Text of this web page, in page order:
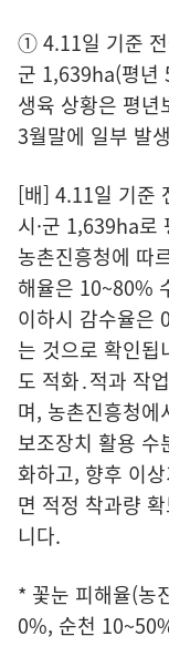
① 4.11일 기준 전
군 1,639ha(평년
생육 상황은 평
3월말에 일부 발
[배] 4.11일 기준
시·군 1,639ha
농촌진흥청에 따
해율은 10~80%
이하시 감수율은
는 것으로 확인됩
도 적화․적과 작
며, 농촌진흥청
보조장치 활용
화하고, 향후 이
면 적정 착과량
니다.
* 꽃눈 피해율(농
0%, 순천